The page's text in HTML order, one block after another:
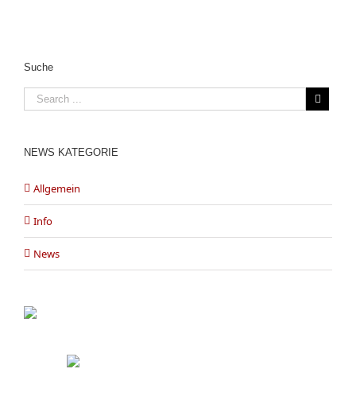
Suche
NEWS KATEGORIE
Allgemein
Info
News